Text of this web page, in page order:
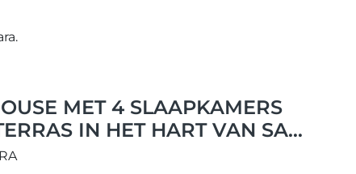
MET 4 SLAAPKAMERS
IN HET HART VAN SAN